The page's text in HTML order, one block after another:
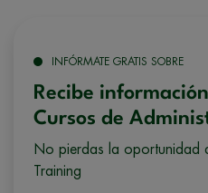
INFÓRMATE GRATIS SOBRE
Recibe
Cursos de
No pierdas la oportunidad
Training